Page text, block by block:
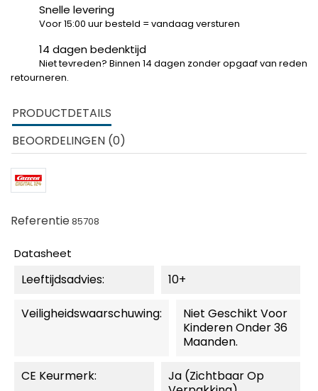
Snelle levering
Voor 15:00 uur besteld = vandaag versturen
14 dagen bedenktijd
Niet tevreden? Binnen 14 dagen zonder opgaaf van reden
retourneren.
PRODUCTDETAILS
BEOORDELINGEN (0)
Referentie85708
Datasheet
Leeftijdsadvies: 10+
Veiligheidswaarschuwing:
Niet Geschikt Voor
Kinderen Onder 36
Maanden.
CE Keurmerk:
Ja (zichtbaar Op